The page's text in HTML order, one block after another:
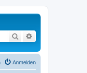
Suche
Anmelden